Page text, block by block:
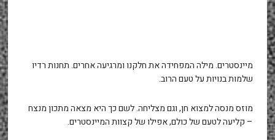
מיינסטרים. מילה המפחידה את חלקנו ומרגיעה אחרים. תחנות רדיו
שלמות בנויות על טעם הרוב.
מוזס מנסה למצוא חן, וגם מצליחה. לשם כך היא מצאה מתכון מנצח
– קליעה לטעם של כולם, אפילו של קצוות המיינסטרים.